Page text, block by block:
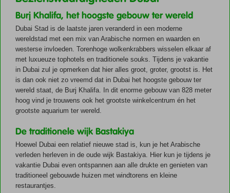
geschiedenis en een sterk verbondenheid met de Islam. De Islam
beïnvloedt veel aspecten van het dagelijks leven in Dubai, zoals de
manier waarop mensen kleden, eten en bidden.
Daarnaast is Dubai ook een belangrijke handelsstad, wat heeft geleid
tot een diverse bevolking met mensen uit alle hoeken van de wereld.
Dit heeft geleid tot culturele invloeden uit verschillende delen van de
wereld.
Feestdagen
Dubai volgt de traditionele feestdagen van de Koran. De volgende
belangrijke feestdagen worden ieder jaar gevierd. De data voor 2025
zijn als volgt:
1 januari: Nieuwjaarsdag
28 februari t/m 29 maart: Ramadan
30 maart: Eid Al Fitr (Suikerfeest)
5 juni: Arafat dag
5 juni t/m 8 juni: Eid al-Adha (Offerfeest)
26 juni: Al-Hijra (Islamitisch nieuw jaar)
van de profeet Mohammed)
30 november: Herdenkingsdag
2 december: Nationale dag
Munteenheid
In Dubai wordt betaald met de Dirham. De officiële afkorting van de
Dirham is AED, maar in winkels kun je ook de afkortingen "Dh" of
De Dirham is gekoppeld aan de Amerikaanse Dollar. Eén Dirham is
ongeveer 0,23 euro (Juni 2025).
Alarmnummers
Algemeen: 999
Politie: 999
Ambulance: 998
Brandweer: 997
Burj Khalifa, het hoogste gebouw ter wereld
Dubai Stad is de laatste jaren veranderd in een moderne
wereldstad met een mix van Arabische normen en waarden en
westerse invloeden. Torenhoge wolkenkrabbers wisselen elkaar af
met luxueuze tophotels en traditionele souks. Tijdens je vakantie
in Dubai zul je opmerken dat hier alles groot, groter, grootst is. Het
is dan ook niet zo vreemd dat in Dubai het hoogste gebouw ter
wereld staat, de Burj Khalifa. In dit enorme gebouw van 828 meter
hoog vind je trouwens ook het grootste winkelcentrum én het
grootste aquarium ter wereld.
De traditionele wijk Bastakiya
Hoewel Dubai een relatief nieuwe stad is, kun je het Arabische
verleden herleven in de oude wijk Bastakiya. Hier kun je tijdens je
vakantie Dubai even ontspannen aan alle drukte en genieten van
traditioneel gebouwde huizen met windtorens en kleine
restaurantjes.